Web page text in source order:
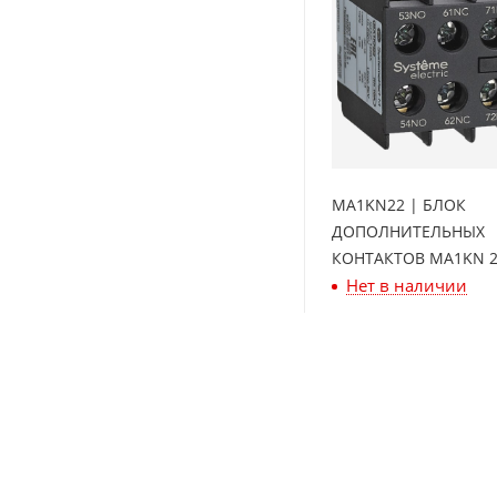
MA1KN22 | БЛОК
ДОПОЛНИТЕЛЬНЫХ
КОНТАКТОВ MA1KN
Systeme Electric
Нет в наличии